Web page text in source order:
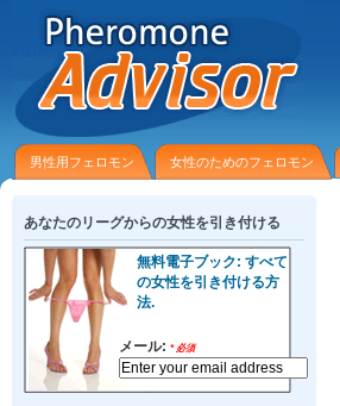
男性用フェロモン 女性のためのフェロモン
あなたのリーグからの女性を引き付ける
無料電子ブック: すべて
の女性を引き付ける方
法.
メール: *必須